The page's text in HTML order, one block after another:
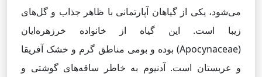
می‌شود، یکی از گیاهان آپارتمانی با ظاهر جذاب و گل‌های
زیبا است. این گیاه از خانواده خرزهره‌ایان
(Apocynaceae) بوده و بومی مناطق گرم و خشک آفریقا
و عربستان است. آدنیوم به خاطر ساقه‌های گوشتی و